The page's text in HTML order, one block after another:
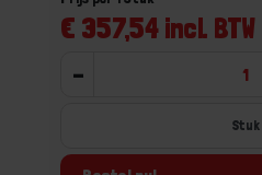
€ 357,54 incl. BTW
-
Stuk